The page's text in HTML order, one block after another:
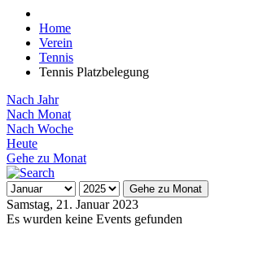
Home
Verein
Tennis
Tennis Platzbelegung
Nach Jahr
Nach Monat
Nach Woche
Heute
Gehe zu Monat
Gehe zu Monat
Samstag, 21. Januar 2023
Es wurden keine Events gefunden